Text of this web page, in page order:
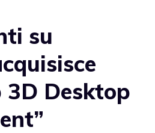
su
3D Desktop